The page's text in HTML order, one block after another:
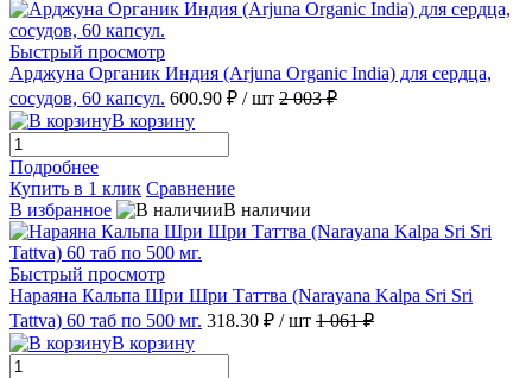
Быстрый просмотр
Арджуна Органик Индия (Arjuna Organic India) для сердца,
сосудов, 60 капсул. 600.90 ₽ / шт 2 003 ₽
В корзину
Подробнее
Купить в 1 клик Сравнение
В избранное
В наличии
Быстрый просмотр
Нараяна Кальпа Шри Шри Таттва (Narayana Kalpa Sri Sri
Tattva) 60 таб по 500 мг. 318.30 ₽ / шт 1 061 ₽
В корзину